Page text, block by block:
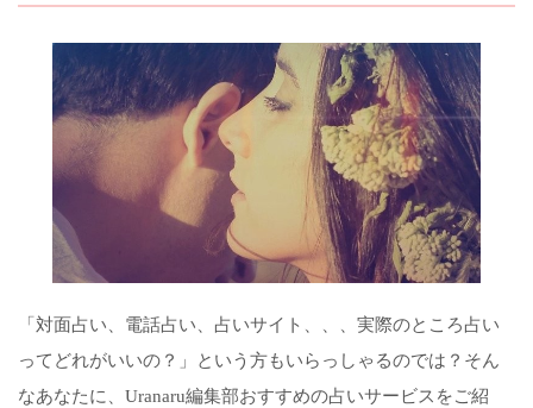
「対面占い、電話占い、占いサイト、、、実際のところ占い
ってどれがいいの？」という方もいらっしゃるのでは？そん
なあなたに、Uranaru編集部おすすめの占いサービスをご紹